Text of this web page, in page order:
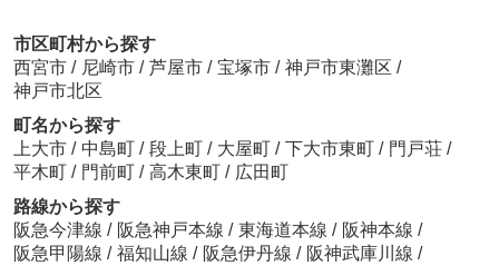
市区町村から探す
西宮市 / 尼崎市 / 芦屋市 / 宝塚市 / 神戸市東灘区 /
神戸市北区
町名から探す
上大市 / 中島町 / 段上町 / 大屋町 / 下大市東町 / 門戸荘 /
平木町 / 門前町 / 高木東町 / 広田町
路線から探す
阪急今津線 / 阪急神戸本線 / 東海道本線 / 阪神本線 /
阪急甲陽線 / 福知山線 / 阪急伊丹線 / 阪神武庫川線 /